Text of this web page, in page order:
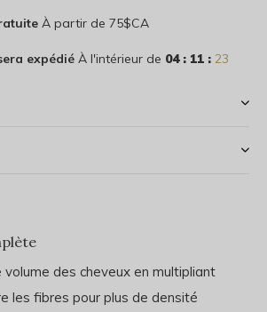
À partir de 75$CA
expédiéÀ l'intérieur de 04 : 11 : 23
des cheveux en multipliant
les fibres pour plus de densité